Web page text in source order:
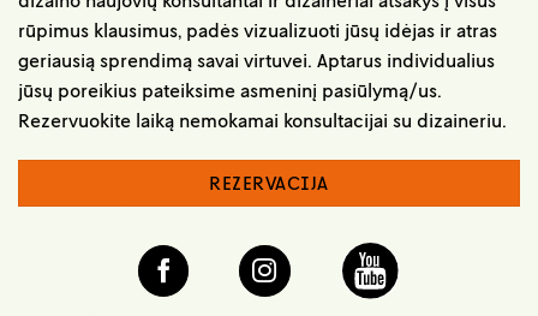
rūpimus klausimus, padės vizualizuoti jūsų idėjas ir atras
geriausią sprendimą savai virtuvei. Aptarus individualius
jūsų poreikius pateiksime asmeninį pasiūlymą/us.
Rezervuokite laiką nemokamai konsultacijai su dizaineriu.
REZERVACIJA